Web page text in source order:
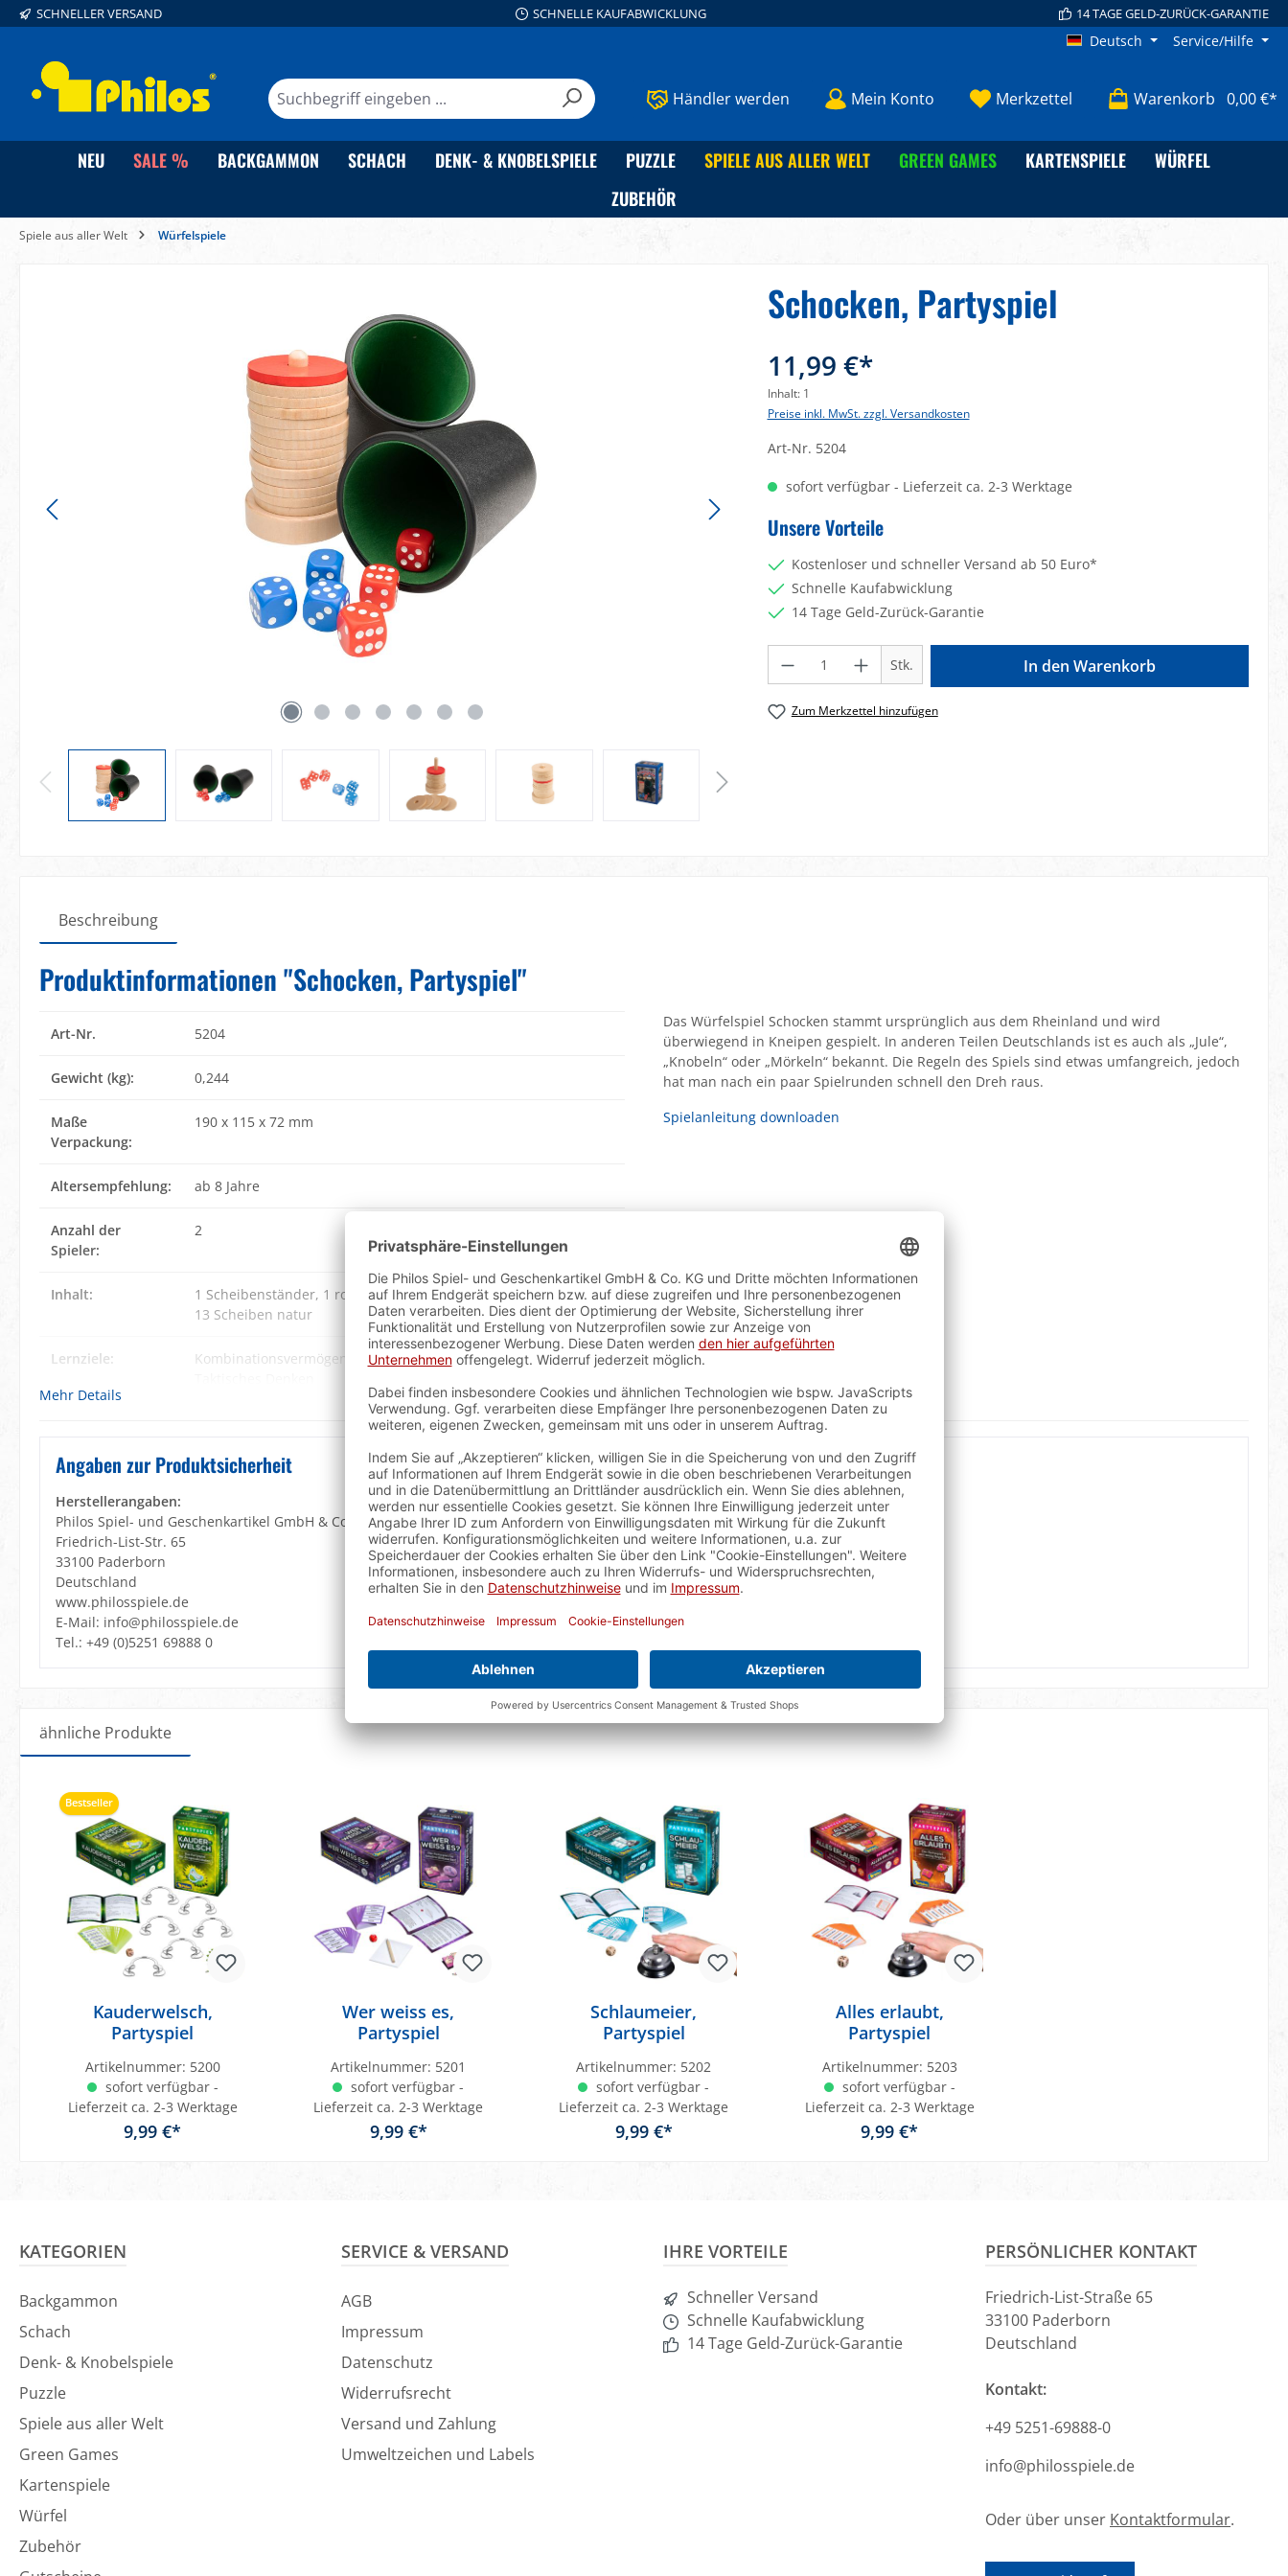
Zur Hauptnavigation springen
SCHNELLER VERSAND SCHNELLE KAUFABWICKLUNG 14 TAGE GELD-ZURÜCK-GARANTIE
Deutsch Service/Hilfe
Händler werden Mein Konto Merkzettel Warenkorb 0,00 €*
NEU SALE % BACKGAMMON SCHACH DENK- & KNOBELSPIELE PUZZLE SPIELE AUS ALLER WELT GREEN GAMES KARTENSPIELE
WÜRFEL
ZUBEHÖR
Spiele aus aller Welt Würfelspiele
Schocken, Partyspiel
11,99 €*
Inhalt: 1
Preise inkl. MwSt. zzgl. Versandkosten
Art-Nr. 5204
sofort verfügbar - Lieferzeit ca. 2-3 Werktage
Unsere Vorteile
Kostenloser und schneller Versand ab 50 Euro*
Schnelle Kaufabwicklung
14 Tage Geld-Zurück-Garantie
Stk. In den Warenkorb
Zum Merkzettel hinzufügen
Beschreibung
Produktinformationen "Schocken, Partyspiel"
Das Würfelspiel Schocken stammt ursprünglich aus dem Rheinland und wird
überwiegend in Kneipen gespielt. In anderen Teilen Deutschlands ist es auch als „Jule“,
„Knobeln“ oder „Mörkeln“ bekannt. Die Regeln des Spiels sind etwas umfangreich, jedoch
hat man nach ein paar Spielrunden schnell den Dreh raus.
Spielanleitung downloaden
Art-Nr. 5204
Gewicht (kg): 0,244
Maße
Verpackung:
190 x 115 x 72 mm
Altersempfehlung: ab 8 Jahre
Anzahl der
Spieler:
2
Inhalt: 1 Scheibenständer, 1 rote Scheibe, 3 blaue Würfel, 3 rote Würfel,
13 Scheiben natur
Lernziele: Kombinationsvermögen , Konzentration, Logisches Denken,
Spielanleitung: DE, FR
Spieldauer:
Verpackung:
Warnhinweis:
Achtung! Wegen verschluckbarer Kleinteile nicht für Kinder unter
3 Jahren geeignet! Erstickungsgefahr.
Mehr Details
Angaben zur Produktsicherheit
Herstellerangaben:
Philos Spiel- und Geschenkartikel GmbH & Co. KG
Friedrich-List-Str. 65
33100 Paderborn
Deutschland
www.philosspiele.de
E-Mail: info@philosspiele.de
Tel.: +49 (0)5251 69888 0
ähnliche Produkte
Bestseller
Kauderwelsch,
Partyspiel
Artikelnummer: 5200
sofort verfügbar -
Lieferzeit ca. 2-3 Werktage
9,99 €*
Wer weiss es,
Partyspiel
Artikelnummer: 5201
sofort verfügbar -
Lieferzeit ca. 2-3 Werktage
9,99 €*
Schlaumeier,
Partyspiel
Artikelnummer: 5202
sofort verfügbar -
Lieferzeit ca. 2-3 Werktage
9,99 €*
Alles erlaubt,
Partyspiel
Artikelnummer: 5203
sofort verfügbar -
Lieferzeit ca. 2-3 Werktage
9,99 €*
KATEGORIEN
Backgammon
Schach
Denk- & Knobelspiele
Puzzle
Spiele aus aller Welt
Green Games
Kartenspiele
Würfel
Zubehör
SERVICE & VERSAND
AGB
Impressum
Datenschutz
Widerrufsrecht
Versand und Zahlung
Umweltzeichen und Labels
IHRE VORTEILE
Schneller Versand
Schnelle Kaufabwicklung
14 Tage Geld-Zurück-Garantie
PERSÖNLICHER KONTAKT
Friedrich-List-Straße 65
33100 Paderborn
Deutschland
Kontakt:
+49 5251-69888-0
info@philosspiele.de
Oder über unser Kontaktformular.